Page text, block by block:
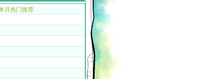
月热门推荐